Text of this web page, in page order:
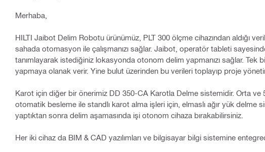
Merhaba,
HILTI Jaibot Delim Robotu ürünümüz, PLT 300 ölçme cihazından aldığı
sahada otomasyon ile çalışmanızı sağlar. Jaibot, operatör tableti
tanımlayarak istediğiniz lokasyonda otonom delim yapmanızı sağlar.
yapmaya olanak verir. Yine bulut üzerinden bu verileri toplayıp proje
Karot için diğer bir önerimiz DD 350-CA Karotla Delme sistemidir. Orta
otomatik besleme ile standlı karot alma işleri için, elmaslı ağır yük delme
yaptıktan sonra delim aşamasında işi otonom cihaza bırakabilirsiniz.
Her iki cihaz da BIM & CAD yazılımları ve bilgisayar bilgi sistemine